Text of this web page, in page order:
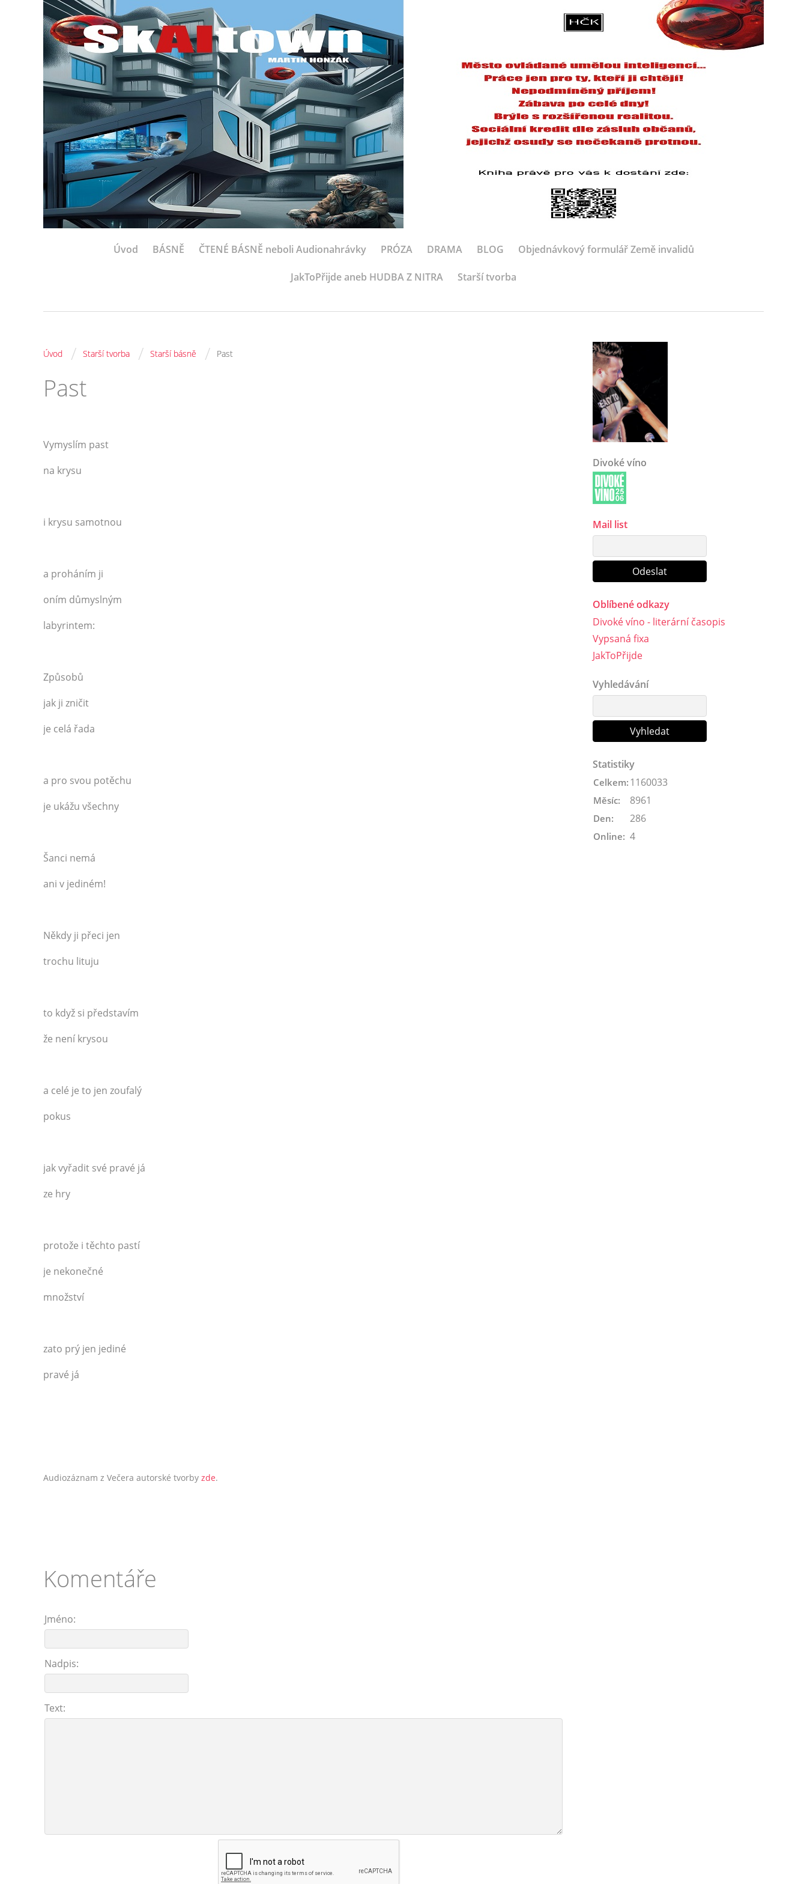
Úvod BÁSNĚ ČTENÉ BÁSNĚ neboli Audionahrávky PRÓZA DRAMA BLOG Objednávkový formulář Země invalidů
JakToPřijde aneb HUDBA Z NITRA Starší tvorba
Úvod / Starší tvorba / Starší básně / Past
Past
Vymyslím past
na krysu
i krysu samotnou
a proháním ji
oním důmyslným
labyrintem:
Způsobů
jak ji zničit
je celá řada
a pro svou potěchu
je ukážu všechny
Šanci nemá
ani v jediném!
Někdy ji přeci jen
trochu lituju
to když si představím
že není krysou
a celé je to jen zoufalý
pokus
jak vyřadit své pravé já
ze hry
protože i těchto pastí
je nekonečné
množství
zato prý jen jediné
pravé já
Audiozáznam z Večera autorské tvorby zde.
Komentáře
Jméno:
Nadpis:
Text:
Divoké víno
Mail list
Oblíbené odkazy
Divoké víno - literární časopis
Vypsaná fixa
JakToPřijde
Vyhledávání
Statistiky
Online: 4
Celkem: 1160033
Měsíc: 8961
Den: 286